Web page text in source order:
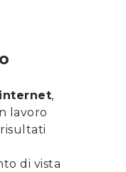
,
lavoro
di vista